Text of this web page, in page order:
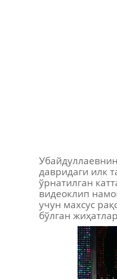
давридаги илк
ўрнатилган
видеоклип
учун махсус
бўлган